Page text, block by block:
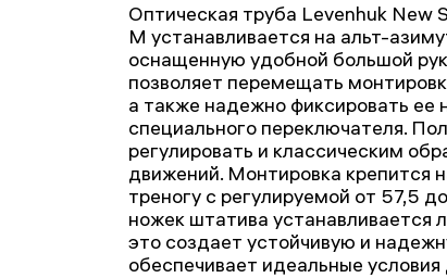
Оптическая труба Levenhuk
M устанавливается на альт-
оснащенную удобной большой
позволяет перемещать
а также надежно фиксировать
специального переключателя.
регулировать и классическим
движений. Монтировка крепится
треногу с регулируемой от 57,5
ножек штатива устанавливается
это создает устойчивую и
обеспечивает идеальные